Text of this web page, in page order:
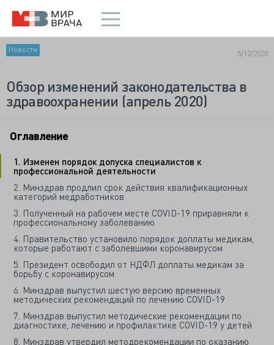
Новости 5/12/2020
Обзор изменений законодательства в
здравоохранении (апрель 2020)
Оглавление
1. Изменен порядок допуска специалистов к
профессиональной деятельности
2. Минздрав продлил срок действия квалификационных
категорий медработников
3. Полученный на рабочем месте COVID-19 приравняли к
профессиональному заболеванию
4. Правительство установило порядок доплаты медикам,
которые работают с заболевшими коронавирусом
5. Президент освободил от НДФЛ доплаты медикам за
борьбу с коронавирусом
6. Минздрав выпустил шестую версию временных
методических рекомендаций по лечению COVID-19
7. Минздрав выпустил методические рекомендации по
диагностике, лечению и профилактике COVID-19 у детей
8. Минздрав утвердил методрекомендации по оказанию